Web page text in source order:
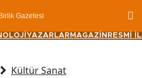
Gazetesi
YAZARLAR MAGAZİN RESMİ
Kültür Sanat